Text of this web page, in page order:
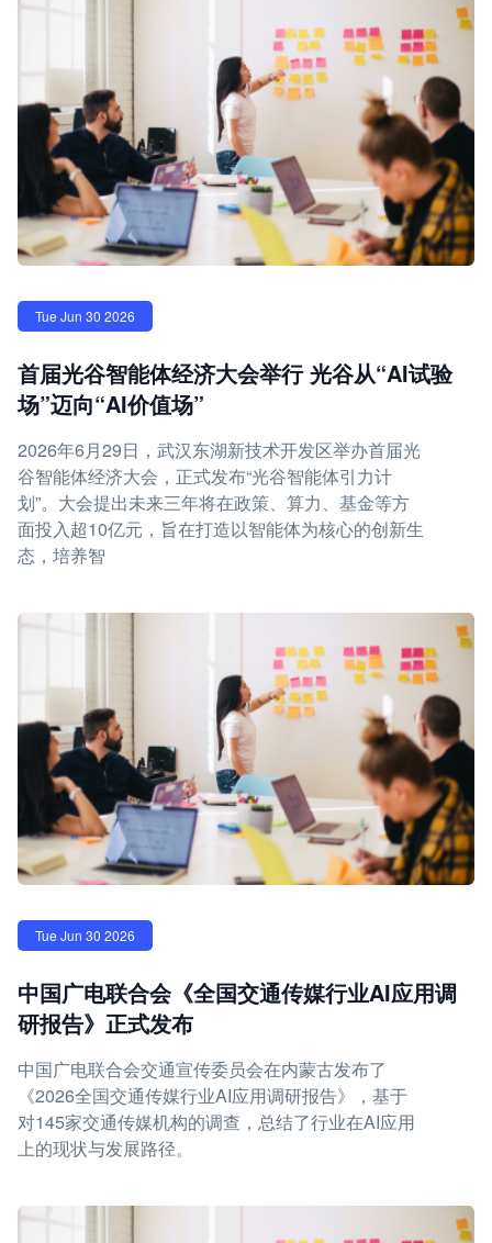
Tue Jun 30 2026
首届光谷智能体经济大会举行 光谷从“AI试验
场”迈向“AI价值场”
2026年6月29日，武汉东湖新技术开发区举办首届光
谷智能体经济大会，正式发布“光谷智能体引力计
划”。大会提出未来三年将在政策、算力、基金等方
面投入超10亿元，旨在打造以智能体为核心的创新生
态，培养智
Tue Jun 30 2026
中国广电联合会《全国交通传媒行业AI应用调
研报告》正式发布
中国广电联合会交通宣传委员会在内蒙古发布了
《2026全国交通传媒行业AI应用调研报告》，基于
对145家交通传媒机构的调查，总结了行业在AI应用
上的现状与发展路径。